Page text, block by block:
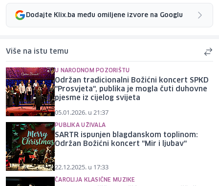
Dodajte Klix.ba među omiljene izvore na Googlu
Više na istu temu
U NARODNOM POZORIŠTU
Održan tradicionalni Božićni koncert SPKD
"Prosvjeta", publika je mogla čuti duhovne
pjesme iz cijelog svijeta
05.01.2026. u 21:37
PUBLIKA UŽIVALA
SARTR ispunjen blagdanskom toplinom:
Održan Božićni koncert "Mir i ljubav"
22.12.2025. u 17:33
ČAROLIJA KLASIČNE MUZIKE